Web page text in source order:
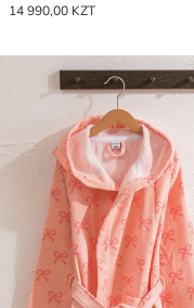
14 990,00 KZT